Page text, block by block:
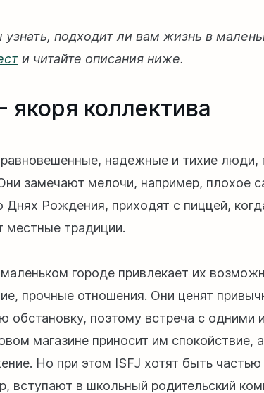
узнать, подходит ли вам жизнь в
и читайте описания ниже.
якоря коллектива
надежные и тихие люди,
замечают мелочи, например, плохое
Днях Рождения, приходят с пиццей,
местные традиции.
городе привлекает их
прочные отношения. Они ценят
обстановку, поэтому встреча с одними
магазине приносит им спокойствие,
Но при этом ISFJ хотят быть
вступают в школьный родительский